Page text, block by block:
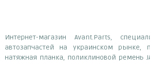
Интернет-магазин Avant.Parts,
автозапчастей на украинском рынке,
натяжная планка, поликлиновой ремень